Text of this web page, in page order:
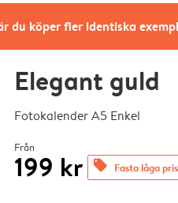
du köper fler identiska
Elegant guld
Fotokalender A5 Enkel
Från
199 kr offers Fasta låga